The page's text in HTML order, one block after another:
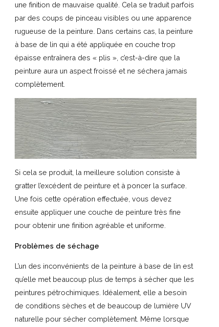
une finition de mauvaise qualité. Cela se traduit parfois
par des coups de pinceau visibles ou une apparence
rugueuse de la peinture. Dans certains cas, la peinture
à base de lin qui a été appliquée en couche trop
épaisse entraînera des « plis », c’est-à-dire que la
peinture aura un aspect froissé et ne séchera jamais
complètement.
Si cela se produit, la meilleure solution consiste à
gratter l’excédent de peinture et à poncer la surface.
Une fois cette opération effectuée, vous devez
ensuite appliquer une couche de peinture très fine
pour obtenir une finition agréable et uniforme.
Problèmes de séchage
L’un des inconvénients de la peinture à base de lin est
qu’elle met beaucoup plus de temps à sécher que les
peintures pétrochimiques. Idéalement, elle a besoin
de conditions sèches et de beaucoup de lumière UV
naturelle pour sécher complètement. Même lorsque